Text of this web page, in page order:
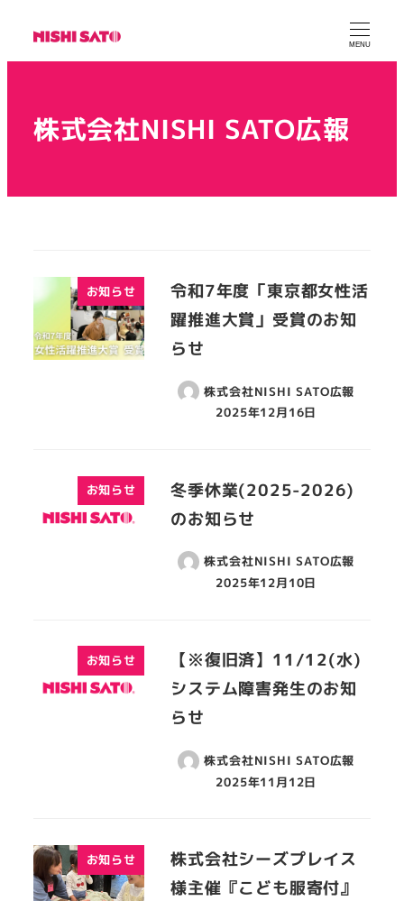
MENU
株式会社NISHI SATO広報
お知らせ
令和7年度「東京都女性活
躍推進大賞」受賞のお知
らせ
株式会社NISHI SATO広報
2025年12月16日
お知らせ
冬季休業(2025-2026)
のお知らせ
株式会社NISHI SATO広報
2025年12月10日
お知らせ
【※復旧済】11/12(水)
システム障害発生のお知
らせ
株式会社NISHI SATO広報
2025年11月12日
お知らせ
株式会社シーズプレイス
様主催『こども服寄付』